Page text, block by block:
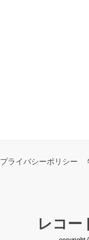
プライバシーポリシー
レコー